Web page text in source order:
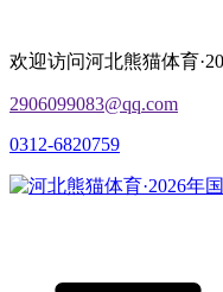
欢迎访问河北熊猫体育
2906099083@qq.com
0312-6820759